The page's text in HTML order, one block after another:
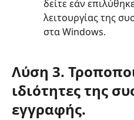
δείτε εάν
λειτουργίας της
στα Windows.
Λύση 3.
ιδιότητες της
εγγραφής.